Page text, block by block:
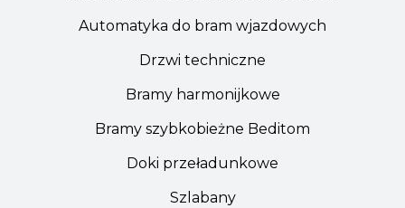
Automatyka do bram wjazdowych
Drzwi techniczne
Bramy harmonijkowe
Bramy szybkobieżne Beditom
Doki przeładunkowe
Szlabany